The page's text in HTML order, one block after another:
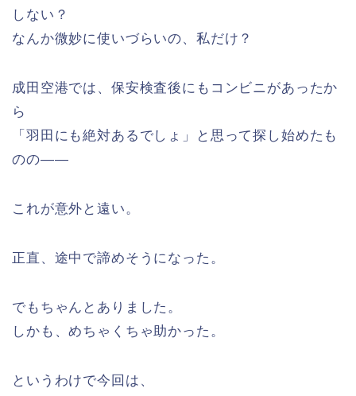
しない？
なんか微妙に使いづらいの、私だけ？
成田空港では、保安検査後にもコンビニがあったか
ら
「羽田にも絶対あるでしょ」と思って探し始めたも
のの——
これが意外と遠い。
正直、途中で諦めそうになった。
でもちゃんとありました。
しかも、めちゃくちゃ助かった。
というわけで今回は、